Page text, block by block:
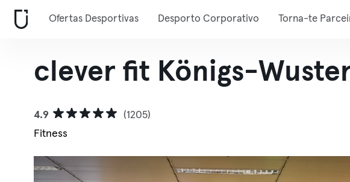
Ofertas Desportivas Desporto Corporativo Torna-te
clever fit Königs-
4.9
(1205)
Fitness